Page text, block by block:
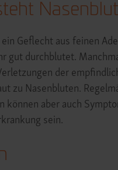
Geflecht aus feinen
gut durchblutet.
der
zu Nasenbluten.
können aber auch
sein.